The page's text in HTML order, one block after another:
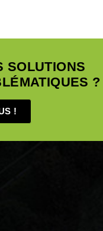
SOLUTIONS
?
!